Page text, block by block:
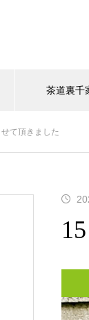
茶道裏千
き
て
まし
て頂きました